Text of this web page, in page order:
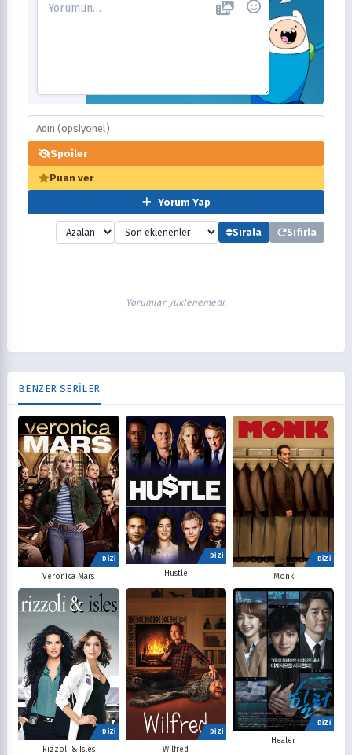
Spoiler
Puan ver
Yorum Yap
Sırala Sıfırla
Yorumlar yüklenemedi.
BENZER SERİLER
DİZİ
Veronica Mars
DİZİ
Hustle
DİZİ
Monk
DİZİ
Rizzoli & Isles
DİZİ
Wilfred
DİZİ
Healer